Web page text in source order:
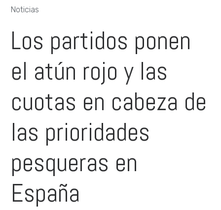
Noticias
Los partidos ponen
el atún rojo y las
cuotas en cabeza de
las prioridades
pesqueras en
España